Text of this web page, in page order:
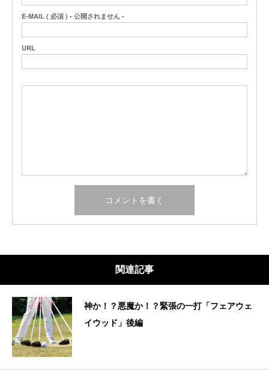
E-MAIL ( 必須 ) - 公開されません -
URL
関連記事
神か！？悪魔か！？緊張の一打「フェアウェ
イウッド」後編